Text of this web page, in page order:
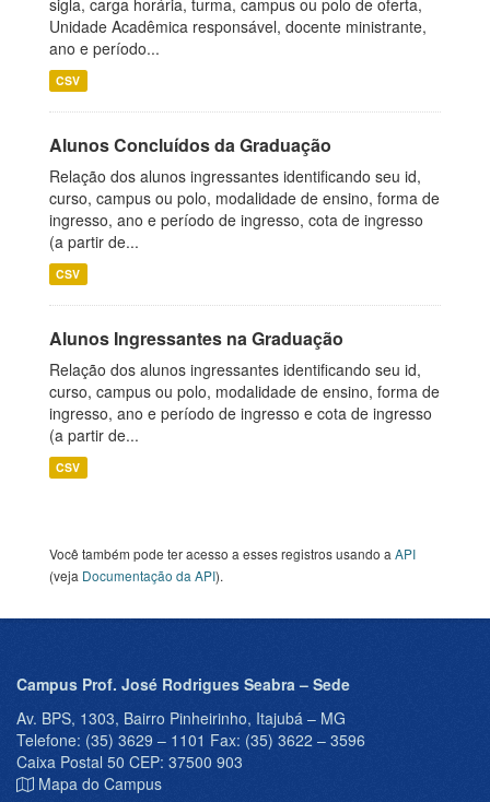
sigla, carga horária, turma, campus ou polo de oferta,
Unidade Acadêmica responsável, docente ministrante,
ano e período...
CSV
Alunos Concluídos da Graduação
Relação dos alunos ingressantes identificando seu id,
curso, campus ou polo, modalidade de ensino, forma de
ingresso, ano e período de ingresso, cota de ingresso
(a partir de...
CSV
Alunos Ingressantes na Graduação
Relação dos alunos ingressantes identificando seu id,
curso, campus ou polo, modalidade de ensino, forma de
ingresso, ano e período de ingresso e cota de ingresso
(a partir de...
CSV
Você também pode ter acesso a esses registros usando a API
(veja Documentação da API).
Campus Prof. José Rodrigues Seabra – Sede
Av. BPS, 1303, Bairro Pinheirinho, Itajubá – MG
Telefone: (35) 3629 – 1101 Fax: (35) 3622 – 3596
Caixa Postal 50 CEP: 37500 903
Mapa do Campus